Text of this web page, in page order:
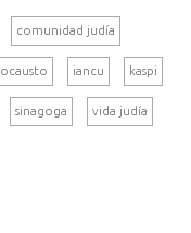
comunidad judía
iancu kaspi
sinagoga vida judía